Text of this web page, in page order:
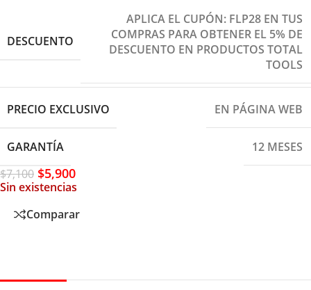
DESCUENTO
APLICA EL CUPÓN: FLP28 EN TUS
COMPRAS PARA OBTENER EL 5% DE
DESCUENTO EN PRODUCTOS TOTAL
TOOLS
PRECIO EXCLUSIVO EN PÁGINA WEB
GARANTÍA
12 MESES
$7,100 $5,900
Sin existencias
Comparar